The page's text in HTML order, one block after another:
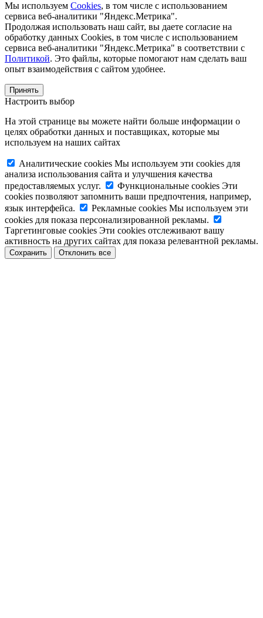
Мы используем Cookies, в том числе с использованием
сервиса веб-аналитики "Яндекс.Метрика".
Продолжая использовать наш сайт, вы даете согласие на
обработку данных Cookies, в том числе с использованием
сервиса веб-аналитики "Яндекс.Метрика" в соответствии с
Политикой. Это файлы, которые помогают нам сделать ваш
опыт взаимодействия с сайтом удобнее.
Принять
Настроить выбор
На этой странице вы можете найти больше информации о
целях обработки данных и поставщиках, которые мы
используем на наших сайтах
Аналитические cookies Мы используем эти cookies для
анализа использования сайта и улучшения качества
предоставляемых услуг.
Функциональные cookies Эти
cookies позволяют запомнить ваши предпочтения, например,
язык интерфейса.
Рекламные cookies Мы используем эти
cookies для показа персонализированной рекламы.
Таргетинговые cookies Эти cookies отслеживают вашу
активность на других сайтах для показа релевантной рекламы.
Сохранить Отклонить все